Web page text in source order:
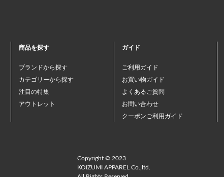
商品を探す
ブランドから探す
カテゴリーから探す
注目の特集
アウトレット
ガイド
ご利用ガイド
お買い物ガイド
よくあるご質問
お問い合わせ
クーポンご利用ガイド
Copyright © 2023
KOIZUMI APPAREL Co.,ltd.